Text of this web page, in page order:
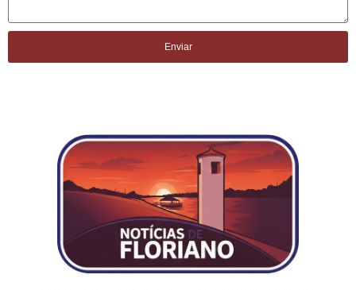
Enviar